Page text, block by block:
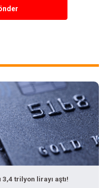
trilyon lirayı aştı!